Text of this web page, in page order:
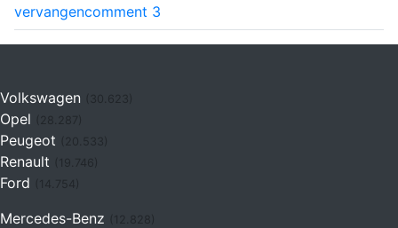
vervangencomment 3
Volkswagen (30.623)
Opel
Peugeot
Renault (19.746)
Ford (14.754)
Mercedes-Benz